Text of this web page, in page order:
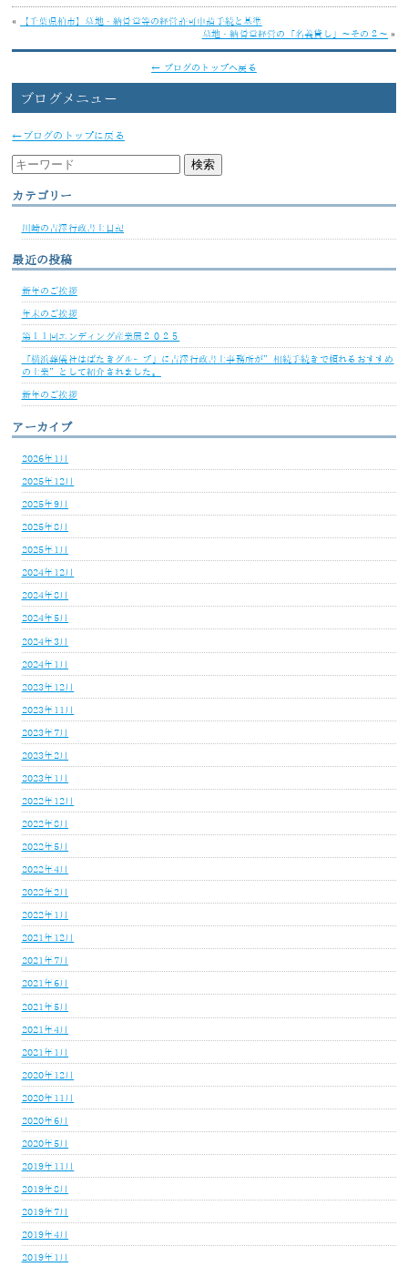
«
【千葉県柏市】墓地・納骨堂等の経営許可申請手続と基準
墓地・納骨堂経営の「名義貸し」～その２～ »
← ブログのトップへ戻る
ブログメニュー
←ブログのトップに戻る
カテゴリー
川崎の吉澤行政書士日記
最近の投稿
新年のご挨拶
年末のご挨拶
第１１回エンディング産業展２０２５
「横浜葬儀社はばたきグループ」に吉澤行政書士事務所が”相続手続きで頼れるおすすめ
の士業”として紹介されました。
新年のご挨拶
アーカイブ
2026年1月
2025年12月
2025年9月
2025年8月
2025年1月
2024年12月
2024年8月
2024年5月
2024年3月
2024年1月
2023年12月
2023年11月
2023年7月
2023年2月
2023年1月
2022年12月
2022年8月
2022年5月
2022年4月
2022年2月
2022年1月
2021年12月
2021年7月
2021年6月
2021年5月
2021年4月
2021年1月
2020年12月
2020年11月
2020年6月
2020年5月
2019年11月
2019年8月
2019年7月
2019年4月
2019年1月